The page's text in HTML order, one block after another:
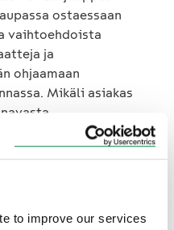
to improve our services
ostaessaan
vaihtoehdoista
ja
ohjaamaan
Mikäli asiakas
hän saa hyvityksen
yhteyttä VR:n
ja